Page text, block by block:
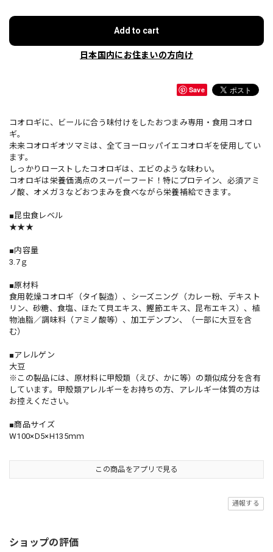
Add to cart
日本国内にお住まいの方向け
Save
コオロギに、ビールに合う味付けをしたおつまみ専用・食用コオロ
ギ。
未来コオロギオツマミは、全てヨーロッパイエコオロギを使用してい
ます。
しっかりローストしたコオロギは、エビのような味わい。
コオロギは栄養価満点のスーパーフード！特にプロテイン、必須アミ
ノ酸、オメガ３などおつまみを食べながら栄養補給できます。
■昆虫食レベル
★★★
■内容量
3.7ｇ
■原材料
食用乾燥コオロギ（タイ製造）、シーズニング（カレー粉、デキスト
リン、砂糖、食塩、ほたて貝エキス、鰹節エキス、昆布エキス）、植
物油脂／調味料（アミノ酸等）、加工デンプン、（一部に大豆を含
む）
■アレルゲン
大豆
※この製品には、原材料に甲殻類（えび、かに等）の類似成分を含有
しています。甲殻類アレルギーをお持ちの方、アレルギー体質の方は
お控えください。
■商品サイズ
W100×D5×H135ｍｍ
この商品をアプリで見る
通報する
ショップの評価